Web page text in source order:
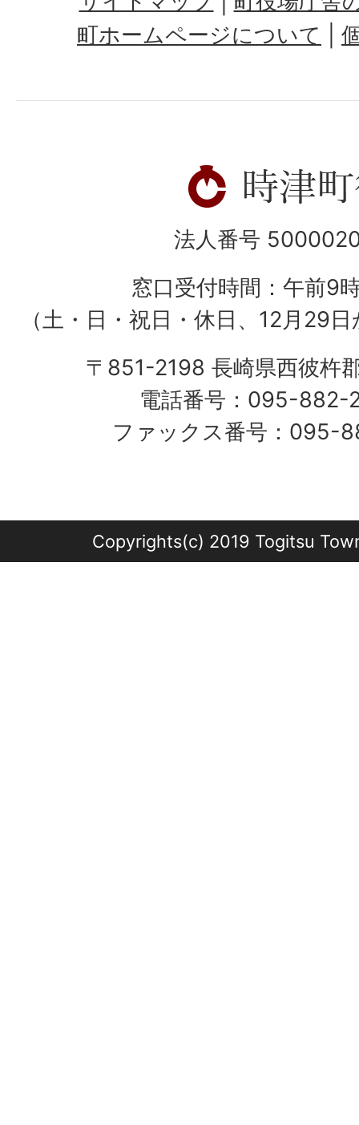
町ホームページについて
法人番号
窓口受付時間：午前9
（土・日・祝日・休日、12月29
〒851-2198 長崎県西彼杵
電話番号：095-
ファックス番号：095-
Copyrights(c) 2019 Togitsu